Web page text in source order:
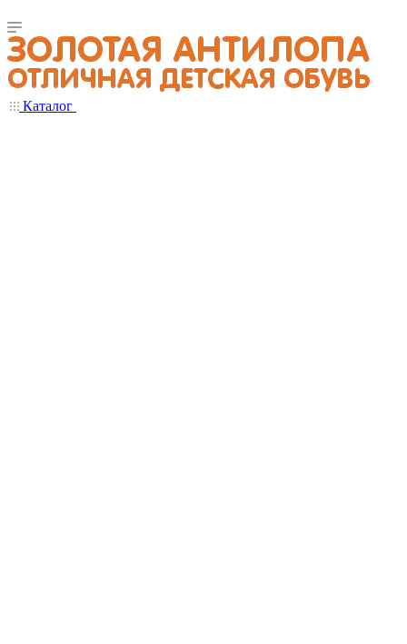
Каталог